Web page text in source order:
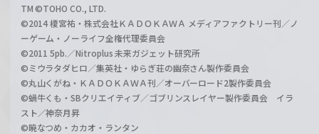
TM ©TOHO CO., LTD.
©2014 榎宮祐・株式会社ＫＡＤＯＫＡＷＡ メディアファクトリー刊／ノ
ーゲーム・ノーライフ全権代理委員会
©2011 5pb.／Nitroplus 未来ガジェット研究所
©ミウラタダヒロ／集英社・ゆらぎ荘の幽奈さん製作委員会
©丸山くがね・ＫＡＤＯＫＡＷＡ刊／オーバーロード2製作委員会
©蝸牛くも・SBクリエイティブ／ゴブリンスレイヤー製作委員会 イラ
スト／神奈月昇
©暁なつめ・カカオ・ランタン